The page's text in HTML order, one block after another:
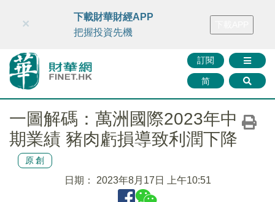
財華智庫網 FINTV FINMETA 財華證券 媒體矩陣
訂閱
简
×
下載財華財經APP
把握投資先機
一圖解碼：萬洲國際2023年中
期業績 豬肉虧損導致利潤下降
原創
日期： 2023年8月17日 上午10:51